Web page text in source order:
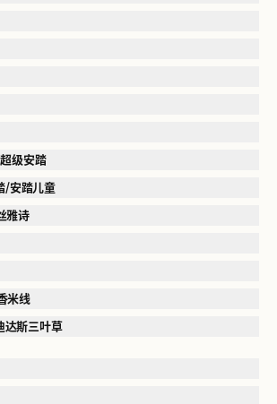
级安踏
/安踏儿童
雅诗
米线
达斯三叶草